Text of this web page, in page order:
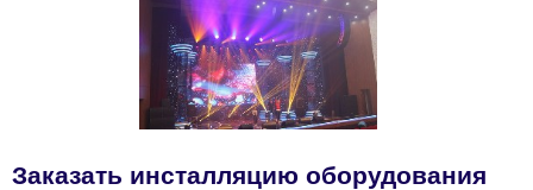
Заказать инсталляцию оборудования